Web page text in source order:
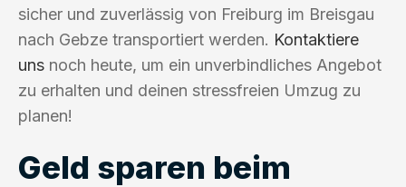
sicher und zuverlässig von Freiburg im Breisgau
nach Gebze transportiert werden. Kontaktiere
uns noch heute, um ein unverbindliches Angebot
zu erhalten und deinen stressfreien Umzug zu
planen!
Geld sparen beim